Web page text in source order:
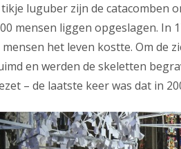
tikje luguber zijn de catacomben
mensen liggen opgeslagen. In
mensen het leven kostte. Om de
en werden de skeletten
– de laatste keer was dat in